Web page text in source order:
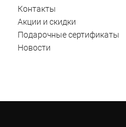
Контакты
Акции и скидки
Подарочные сертификаты
Новости